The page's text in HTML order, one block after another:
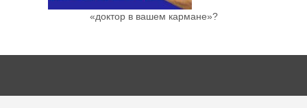
«доктор в вашем кармане»?